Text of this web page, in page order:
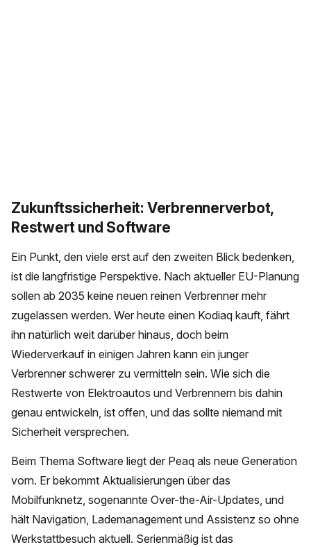
Zukunftssicherheit: Verbrennerverbot,
Restwert und Software
Ein Punkt, den viele erst auf den zweiten Blick bedenken,
ist die langfristige Perspektive. Nach aktueller EU-Planung
sollen ab 2035 keine neuen reinen Verbrenner mehr
zugelassen werden. Wer heute einen Kodiaq kauft, fährt
ihn natürlich weit darüber hinaus, doch beim
Wiederverkauf in einigen Jahren kann ein junger
Verbrenner schwerer zu vermitteln sein. Wie sich die
Restwerte von Elektroautos und Verbrennern bis dahin
genau entwickeln, ist offen, und das sollte niemand mit
Sicherheit versprechen.
Beim Thema Software liegt der Peaq als neue Generation
vorn. Er bekommt Aktualisierungen über das
Mobilfunknetz, sogenannte Over-the-Air-Updates, und
hält Navigation, Lademanagement und Assistenz so ohne
Werkstattbesuch aktuell. Serienmäßig ist das